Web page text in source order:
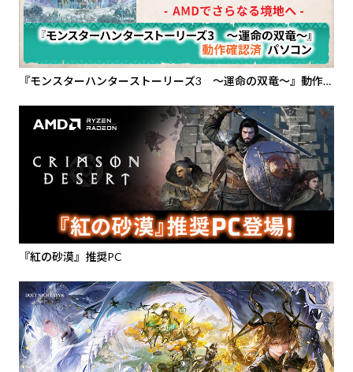
『モンスターハンターストーリーズ3 ～運命の双竜～』動作確
『紅の砂漠』推奨PC